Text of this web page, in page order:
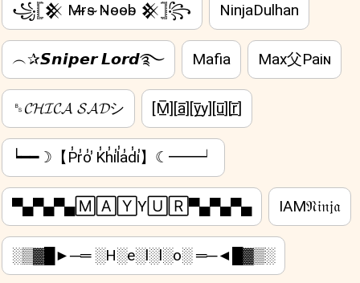
꧁𓊈𒆜 M̴r̴s̴ ̴N̴o̴o̴b̴ 𒆜𓊉꧂ NinjaDulhan
︵✰𝙎𝙣𝙞𝙥𝙚𝙧 𝙇𝙤𝙧𝙙࿐ Mafia Max父Paiɴ
␈𝓒𝓗𝓘𝓒𝓐 𝓢𝓐𝓓シ [M̲̅][a̲̅][y̲̅y][u̲̅][r̲̅]
┕━━☽【P̾r̾o̾ ̾K̾h̾i̾l̾a̾d̾i̾】☾━━┙
▀▄▀▄▀▄🄼🄰🅈Y🅄🅁▀▄▀▄▀▄ IAM𝔑𝔦𝔫𝔧𝔞
░▒▓█►─═ ░H░e░l░l░o░ ═─◄█▓▒░